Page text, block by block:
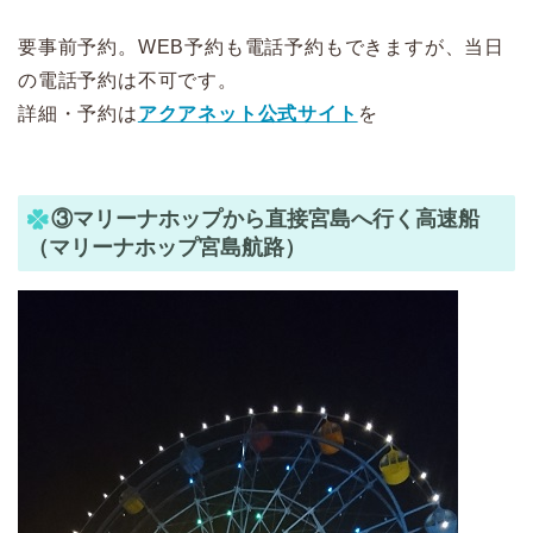
要事前予約。WEB予約も電話予約もできますが、当日
の電話予約は不可です。
詳細・予約はアクアネット公式サイト を
③マリーナホップから直接宮島へ行く高速船
（マリーナホップ宮島航路）